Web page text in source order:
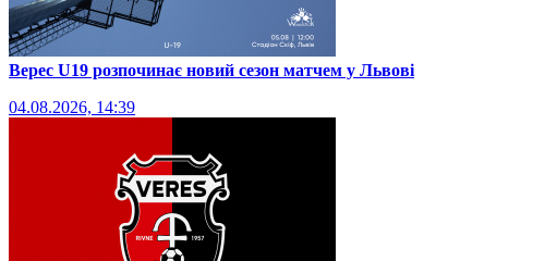
Верес U19 розпочинає новий сезон матчем у Львові
04.08.2026, 14:39